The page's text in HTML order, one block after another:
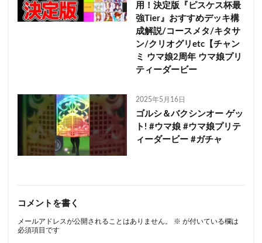
用！決定版『ピスケス杯最
強Tier』おすすめデッキ構
成解説/コースメタ/キタサ
ン/クリオグリetc【チャン
ミ ウマ娘2周年 ウマ娘プリ
ティーダービー
2025年5月16日
ゴルシ＆バクシンオー ゲッ
ト! #ウマ娘 #ウマ娘プリテ
ィーダービー #ガチャ
コメントを書く
メールアドレスが公開されることはありません。 ※ が付いている欄は
必須項目です